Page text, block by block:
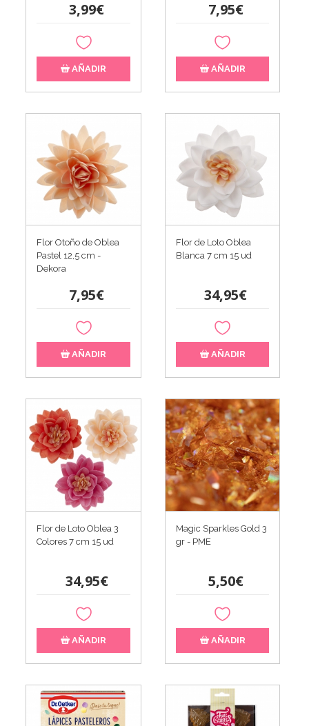
3,99€
AÑADIR
7,95€
AÑADIR
Flor Otoño de Oblea
Pastel 12,5 cm -
Dekora
7,95€
AÑADIR
Flor de Loto Oblea
Blanca 7 cm 15 ud
34,95€
AÑADIR
Flor de Loto Oblea 3
Colores 7 cm 15 ud
34,95€
AÑADIR
Magic Sparkles Gold 3
gr - PME
5,50€
AÑADIR